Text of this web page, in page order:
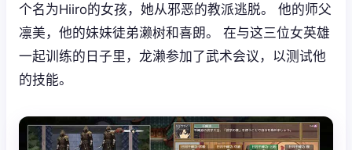
个名为Hiiro的女孩，她从邪恶的教派逃脱。 他的师父
凛美，他的妹妹徒弟濑树和喜朗。 在与这三位女英雄
一起训练的日子里，龙濑参加了武术会议，以测试他
的技能。